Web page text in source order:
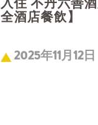
全酒店餐飲】
2025年11月12日